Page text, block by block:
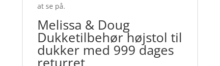
at se på.
Melissa & Doug
Dukketilbehør højstol til
dukker med 999 dages
returret